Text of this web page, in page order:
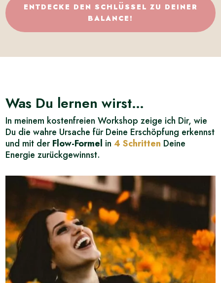
ENTDECKE DEN SCHLÜSSEL ZU DEINER
BALANCE!
Was Du lernen wirst…
In meinem kostenfreien Workshop zeige ich Dir, wie
Du die wahre Ursache für Deine Erschöpfung erkennst
und mit derFlow-Formel in4 Schritten Deine
Energie zurückgewinnst.